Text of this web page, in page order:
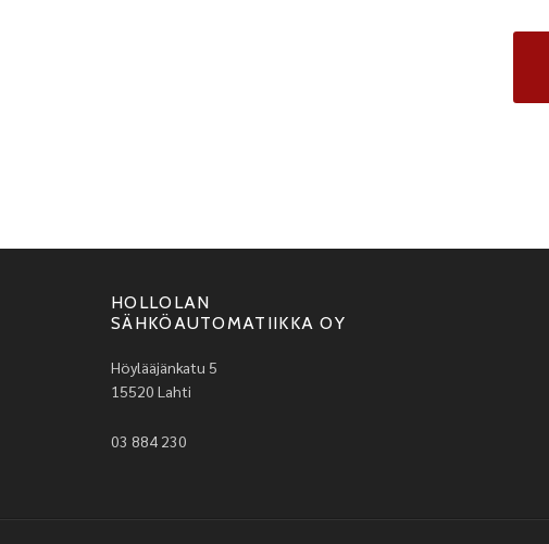
HOLLOLAN
SÄHKÖAUTOMATIIKKA OY
Höylääjänkatu 5
15520 Lahti
03 884 230